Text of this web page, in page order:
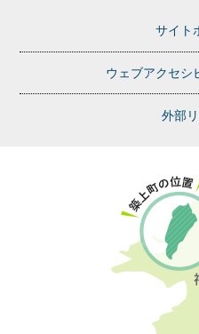
サイト
ウェブアクセシ
外部